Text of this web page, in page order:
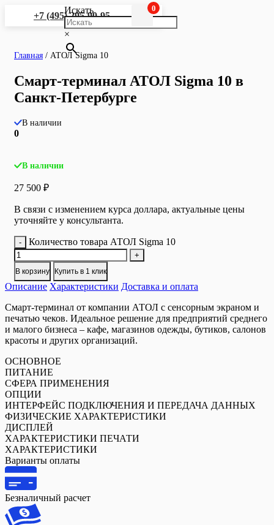
+7 (495) 295-90-95
Искать
×
0
Главная / АТОЛ Sigma 10
Смарт-терминал АТОЛ Sigma 10 в
Санкт-Петербурге
В наличии
0
В наличии
27 500 ₽
В связи с изменением курса доллара, актуальные цены
уточняйте у консультанта.
- Количество товара АТОЛ Sigma 10
+
В корзину Купить в 1 клик
Описание Характеристики Доставка и оплата
Смарт-терминал от компании АТОЛ с сенсорным экраном и
печатью чеков. Идеальное решение для предприятий среднего
и малого бизнеса – кафе, магазинов одежды, бутиков, салонов
красоты и других организаций.
ОСНОВНОЕ
ПИТАНИЕ
СФЕРА ПРИМЕНЕНИЯ
ОПЦИИ
ИНТЕРФЕЙС ПОДКЛЮЧЕНИЯ И ПЕРЕДАЧА ДАННЫХ
ФИЗИЧЕСКИЕ ХАРАКТЕРИСТИКИ
ДИСПЛЕЙ
ХАРАКТЕРИСТИКИ ПЕЧАТИ
ХАРАКТЕРИСТИКИ
Варианты оплаты
Безналичный расчет